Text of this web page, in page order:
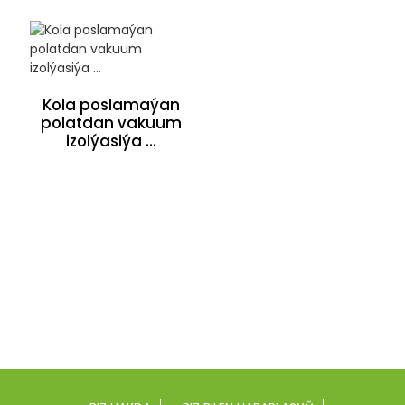
Kola poslamaýan
polatdan vakuum
izolýasiýa ...